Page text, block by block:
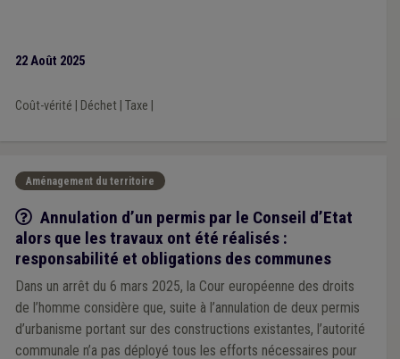
22 Août 2025
Coût-vérité Déchet| Taxe
Aménagement du territoire
Q/R
Annulation d’un permis par le Conseil d’Etat
alors que les travaux ont été réalisés :
responsabilité et obligations des communes
Dans un arrêt du 6 mars 2025, la Cour européenne des droits
de l’homme considère que, suite à l’annulation de deux permis
d’urbanisme portant sur des constructions existantes, l’autorité
communale n’a pas déployé tous les efforts nécessaires pour